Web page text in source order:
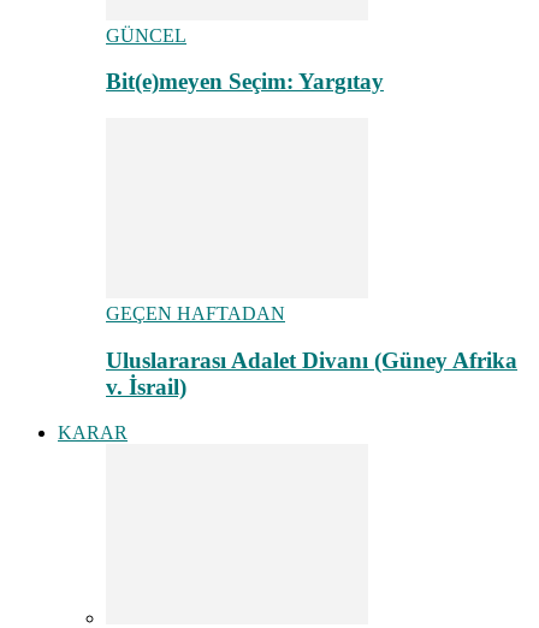
GÜNCEL
Bit(e)meyen Seçim: Yargıtay
GEÇEN HAFTADAN
Uluslararası Adalet Divanı (Güney Afrika
v. İsrail)
KARAR